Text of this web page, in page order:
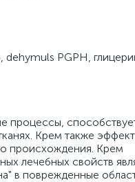
dehymuls PGPH,
процессы,
Крем также
происхождения. Крем
лечебных свойств
в поврежденные